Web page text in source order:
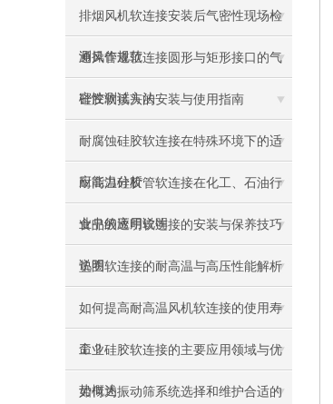
排烟风机软连接安装后气密性现场检
测操作规范
通风管道软连接圆形与矩形接口的气
密性测试方法
硅胶软接头的安装与使用指南
耐腐蚀硅胶软连接在特殊环境下的适
应能力分析
耐高温硅胶管软连接在化工、石油行
业中的应用说明
食品级透明软连接的安装与保养技巧
说明
垫圈软连接的耐高温与高压性能解析
如何提高耐高温风机软连接的使用寿
命？
工业硅胶软连接的主要应用领域与优
势概述
如何为振动筛系统选择和维护合适的